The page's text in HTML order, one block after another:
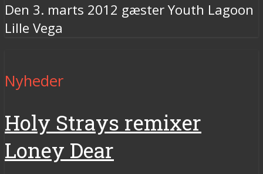
Den 3. marts 2012 gæster Youth Lagoon
Lille Vega
Nyheder
Holy Strays remixer
Loney Dear